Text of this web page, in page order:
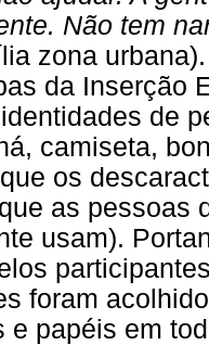
Não tem
zona
da Inserção
de
camiseta,
os
as pessoas
usam).
foram
e papéis em